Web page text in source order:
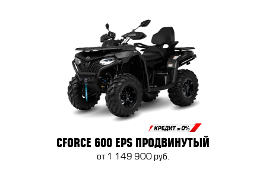
CFORCE 600 EPS ПРОДВИНУТЫЙ
от 1 149 900 руб.